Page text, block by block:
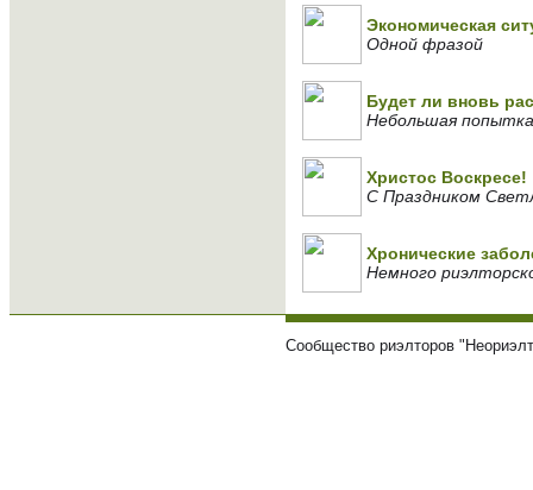
Экономическая
Одной фразой
Будет ли вновь
Небольшая
Христос Воскресе!
С Праздником
Хронические
Немного
Сообщество риэлторов